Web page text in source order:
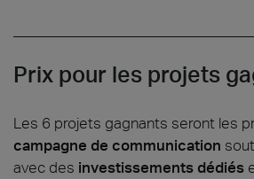
Prix pour les projets
Les 6 projets gagnants seront les
campagne de communication
avec des investissements dédiés